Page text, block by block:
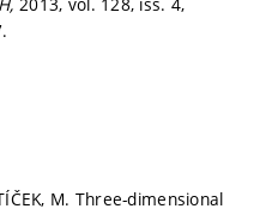
M. Three-dimensional